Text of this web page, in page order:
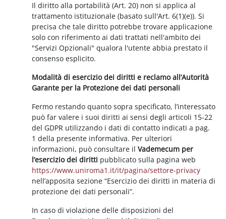
Il diritto alla portabilità (Art. 20) non si applica al
trattamento istituzionale (basato sull'Art. 6(1)(e)). Si
precisa che tale diritto potrebbe trovare applicazione
solo con riferimento ai dati trattati nell'ambito dei
"Servizi Opzionali" qualora l'utente abbia prestato il
consenso esplicito.
Modalità di esercizio dei diritti e reclamo all’Autorità
Garante per la Protezione dei dati personali
Fermo restando quanto sopra specificato, l’interessato
può far valere i suoi diritti ai sensi degli articoli 15-22
del GDPR utilizzando i dati di contatto indicati a pag.
1 della presente informativa. Per ulteriori
informazioni, può consultare ilVademecum per
l’esercizio dei diritti pubblicato sulla pagina web
https://www.uniroma1.it/it/pagina/settore-privacy
nell’apposita sezione “Esercizio dei diritti in materia di
protezione dei dati personali”.
In caso di violazione delle disposizioni del